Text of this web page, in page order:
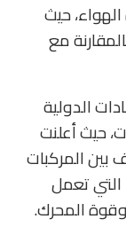
حيث
الحرارية بنسبة 20% بالمقارنة مع
الدولية
حيث أعلنت
بين المركبات
التي تعمل
وقوة المحرك.